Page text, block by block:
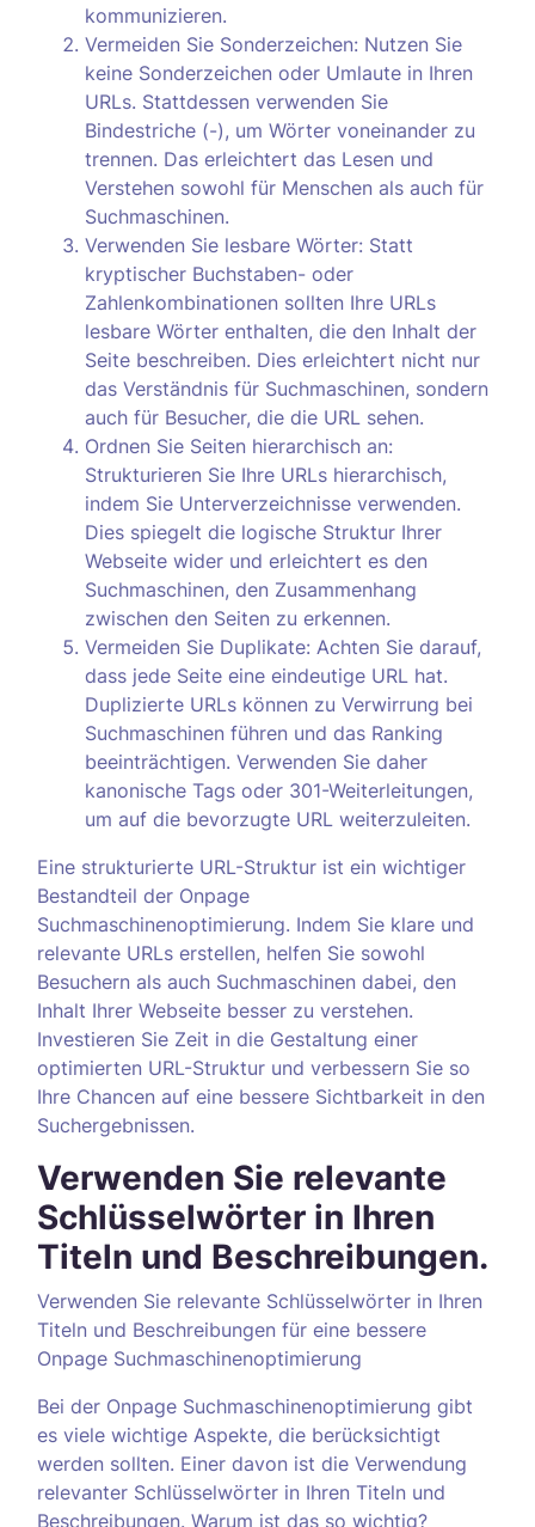
kommunizieren.
Vermeiden Sie Sonderzeichen: Nutzen Sie
keine Sonderzeichen oder Umlaute in Ihren
URLs. Stattdessen verwenden Sie
Bindestriche (-), um Wörter voneinander zu
trennen. Das erleichtert das Lesen und
Verstehen sowohl für Menschen als auch für
Suchmaschinen.
Verwenden Sie lesbare Wörter: Statt
kryptischer Buchstaben- oder
Zahlenkombinationen sollten Ihre URLs
lesbare Wörter enthalten, die den Inhalt der
Seite beschreiben. Dies erleichtert nicht nur
das Verständnis für Suchmaschinen, sondern
auch für Besucher, die die URL sehen.
Ordnen Sie Seiten hierarchisch an:
Strukturieren Sie Ihre URLs hierarchisch,
indem Sie Unterverzeichnisse verwenden.
Dies spiegelt die logische Struktur Ihrer
Webseite wider und erleichtert es den
Suchmaschinen, den Zusammenhang
zwischen den Seiten zu erkennen.
Vermeiden Sie Duplikate: Achten Sie darauf,
dass jede Seite eine eindeutige URL hat.
Duplizierte URLs können zu Verwirrung bei
Suchmaschinen führen und das Ranking
beeinträchtigen. Verwenden Sie daher
kanonische Tags oder 301-Weiterleitungen,
um auf die bevorzugte URL weiterzuleiten.
Eine strukturierte URL-Struktur ist ein wichtiger
Bestandteil der Onpage
Suchmaschinenoptimierung. Indem Sie klare und
relevante URLs erstellen, helfen Sie sowohl
Besuchern als auch Suchmaschinen dabei, den
Inhalt Ihrer Webseite besser zu verstehen.
Investieren Sie Zeit in die Gestaltung einer
optimierten URL-Struktur und verbessern Sie so
Ihre Chancen auf eine bessere Sichtbarkeit in den
Suchergebnissen.
Verwenden Sie relevante
Schlüsselwörter in Ihren
Titeln und Beschreibungen.
Verwenden Sie relevante Schlüsselwörter in Ihren
Titeln und Beschreibungen für eine bessere
Onpage Suchmaschinenoptimierung
Bei der Onpage Suchmaschinenoptimierung gibt
es viele wichtige Aspekte, die berücksichtigt
werden sollten. Einer davon ist die Verwendung
relevanter Schlüsselwörter in Ihren Titeln und
Beschreibungen. Warum ist das so wichtig?